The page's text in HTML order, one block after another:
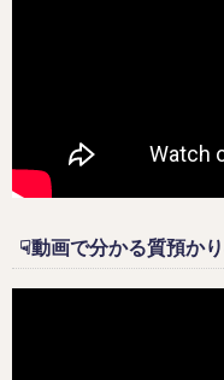
☟動画で分かる質預か